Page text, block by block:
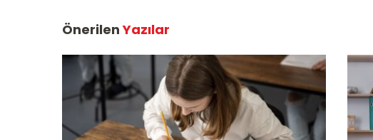
ÖnerilenYazılar